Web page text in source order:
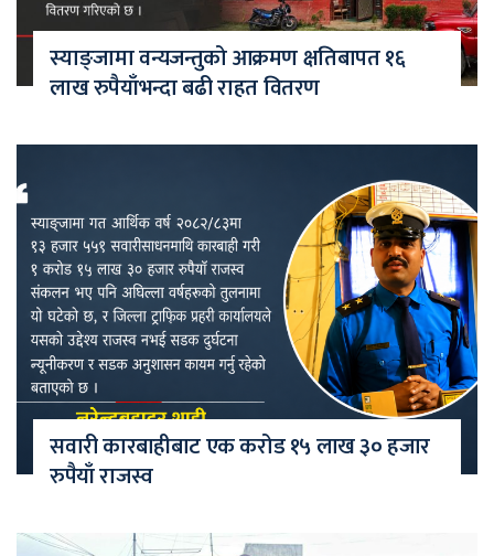
स्याङ्जामा वन्यजन्तुको आक्रमण क्षतिबापत १६
लाख रुपैयाँभन्दा बढी राहत वितरण
सवारी कारबाहीबाट एक करोड १५ लाख ३० हजार
रुपैयाँ राजस्व